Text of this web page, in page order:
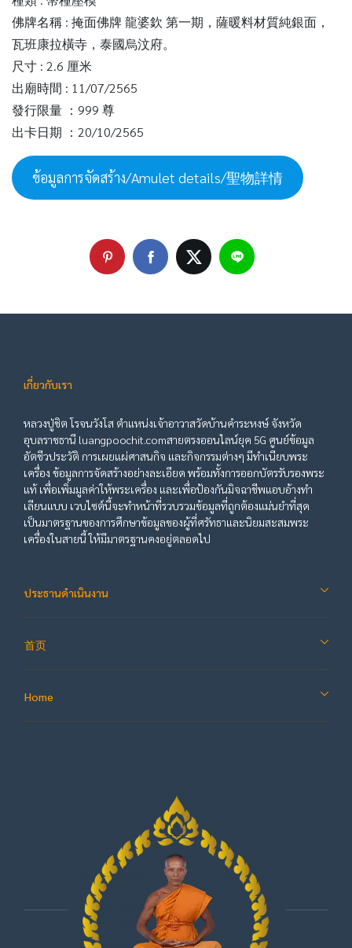
佛牌名稱 : 掩面佛牌 龍婆欽 第一期，薩暖料材質純銀面，
瓦班康拉橫寺，泰國烏汶府。
尺寸 : 2.6 厘米
出廟時間 : 11/07/2565
發行限量 ：999 尊
出卡日期 ：20/10/2565
ข้อมูลการจัดสร้าง/Amulet details/聖物詳情
เกี่ยวกับเรา
หลวงปู่ชิต โรจนวังโส ตำแหน่งเจ้าอาวาสวัดบ้านคำระหงษ์ จังหวัด
อุบลราชธานี luangpoochit.comสายตรงออนไลน์ยุค 5G ศูนย์ข้อมูล
อัตชีวประวัติ การเผยแผ่ศาสนกิจ และกิจกรรมต่างๆ มีทำเนียบพระ
เครื่อง ข้อมูลการจัดสร้างอย่างละเอียด พร้อมทั้งการออกบัตรรับรองพระ
แท้ เพื่อเพิ่มมูลค่าให้พระเครื่อง และเพื่อป้องกันมิจฉาชีพแอบอ้างทำ
เลียนแบบ เวบไซต์นี้จะทำหน้าที่รวบรวมข้อมูลที่ถูกต้องแม่นยำที่สุด
เป็นมาตรฐานของการศึกษาข้อมูลของผู้ที่ศรัทธาและนิยมสะสมพระ
เครื่องในสายนี้ ให้มีมาตรฐานคงอยู่ตลอดไป
ประธานดำเนินงาน
首页
Home